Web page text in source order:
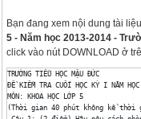
Bạn đang xem nội dung tài
5 - Năm học 2013-2014 -
click vào nút DOWNLOAD ở
TRƯỜNG TIỂU HỌC MẬU ĐỨC
ĐỀ KIỂM TRA CUỐI HỌC KỲ I NĂM
MÔN: KHOA HỌC LỚP 5
(Thời gian 40 phút không kể thời